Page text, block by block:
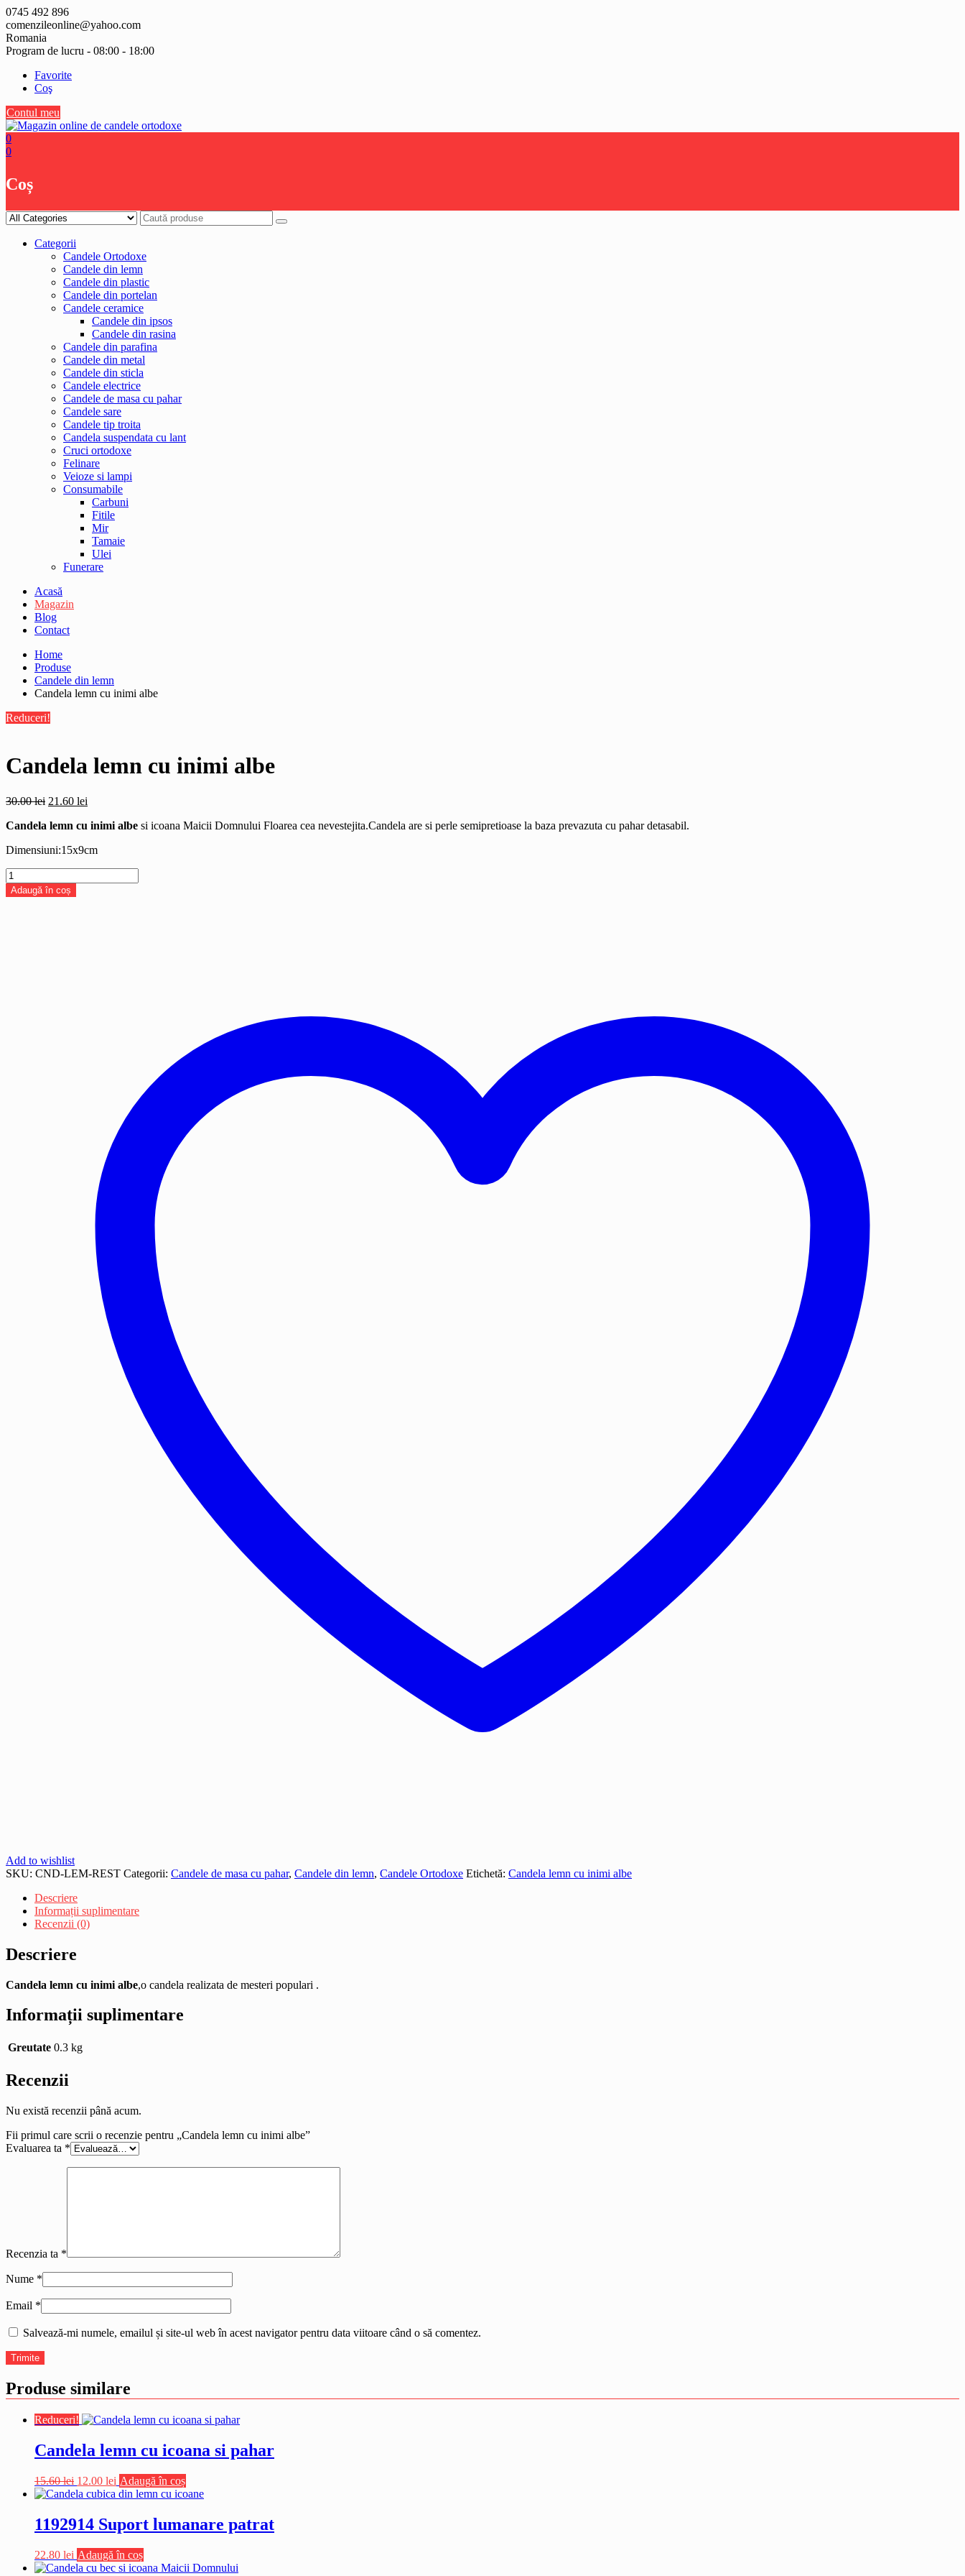
Skip
to
content
0745 492 896
comenzileonline@yahoo.com
Romania
Program de lucru - 08:00 - 18:00
Favorite
Coş
Contul meu
0
0
Coș
Categorii
Candele Ortodoxe
Candele din lemn
Candele din plastic
Candele din portelan
Candele ceramice
Candele din ipsos
Candele din rasina
Candele din parafina
Candele din metal
Candele din sticla
Candele electrice
Candele de masa cu pahar
Candele sare
Candele tip troita
Candela suspendata cu lant
Cruci ortodoxe
Felinare
Veioze si lampi
Consumabile
Carbuni
Fitile
Mir
Tamaie
Ulei
Funerare
Acasă
Magazin
Blog
Contact
Home
Produse
Candele din lemn
Candela lemn cu inimi albe
Reduceri!
Candela lemn cu inimi albe
30.00lei Prețul
a
30.00 lei.
21.60 lei
este:
Candela lemn cu inimi albe si icoana Maicii Domnului Floarea cea nevestejita.Candela are si perle semipretioase la baza prevazuta cu pahar detasabil.
Dimensiuni:15x9cm
Cantitate
Candela
lemn
Adaugă în coș
Add to wishlist
SKU: CND-LEM-REST Categorii: Candele de masa cu pahar, Candele din lemn, Candele Ortodoxe Etichetă: Candela lemn cu inimi albe
Descriere
Informații suplimentare
Recenzii (0)
Descriere
Candela lemn cu inimi albe,o candela realizata de mesteri populari .
Informații suplimentare
Greutate 0.3 kg
Recenzii
Nu există recenzii până acum.
Fii primul care scrii o recenzie pentru „Candela lemn cu inimi albe”
Evaluarea ta *
Recenzia ta *
Nume *
Email *
Salvează-mi numele, emailul și site-ul web în acest navigator pentru data viitoare când o să comentez.
Produse similare
Reduceri!
Candela lemn cu icoana si pahar
15.60lei Prețul
inițial
fost:
15.60 lei.
12.00 lei Prețul
curent
12.00 lei.
Adaugă în coș
1192914 Suport lumanare patrat
22.80 lei Adaugă în coș